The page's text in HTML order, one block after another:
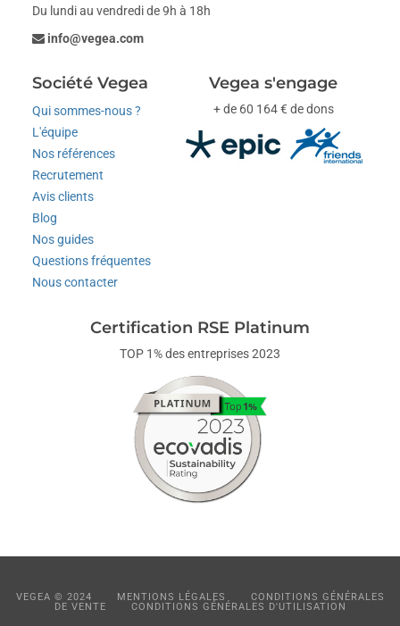
Du lundi au vendredi de 9h à 18h
info@vegea.com
Société Vegea
Qui sommes-nous ?
L'équipe
Nos références
Recrutement
Avis clients
Blog
Nos guides
Questions fréquentes
Nous contacter
Vegea s'engage
+ de 60 164 € de dons
Certification RSE Platinum
TOP 1% des entreprises 2023
VEGEA © 2024 MENTIONS LÉGALES
CONDITIONS GÉNÉRALES
DE VENTE
CONDITIONS GÉNÉRALES D'UTILISATION